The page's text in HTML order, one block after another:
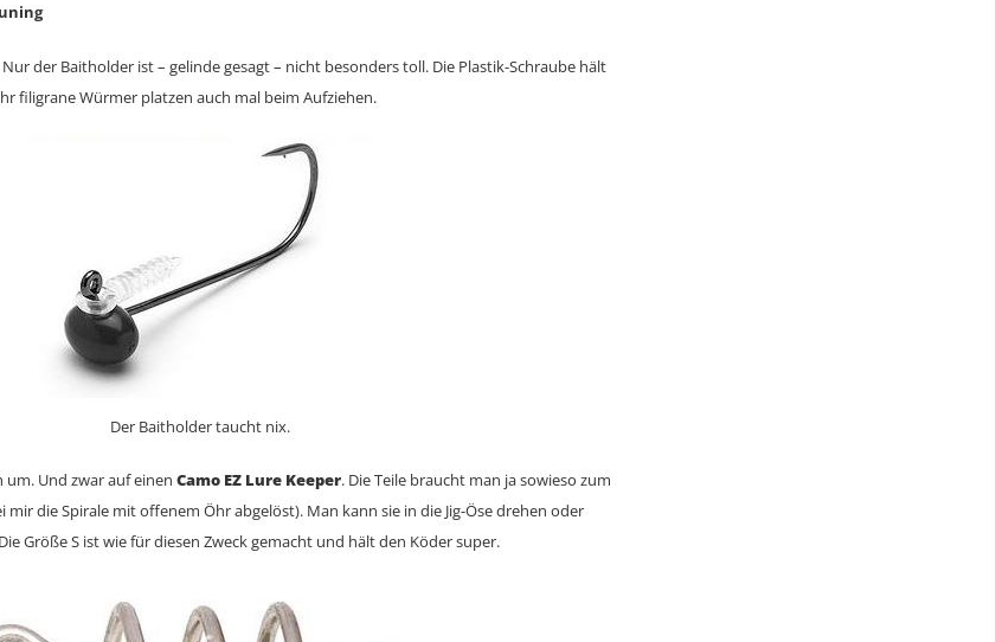
der Baitholder ist – gelinde gesagt – nicht besonders toll. Die Plastik-Schraube hält
filigrane Würmer platzen auch mal beim Aufziehen.
Der Baitholder taucht nix.
um. Und zwar auf einen Camo EZ Lure Keeper. Die Teile braucht man ja sowieso zum
mir die Spirale mit offenem Öhr abgelöst). Man kann sie in die Jig-Öse drehen oder
Größe S ist wie für diesen Zweck gemacht und hält den Köder super.